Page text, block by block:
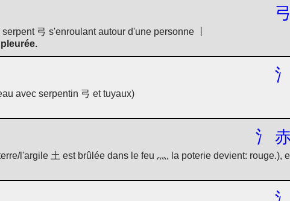
弓
弓 s'enroulant autour d'une personne 丨
氵
avec serpentin 弓 et tuyaux)
氵
l'argile 土 est brûlée dans le feu 灬, la poterie devient: rouge.),